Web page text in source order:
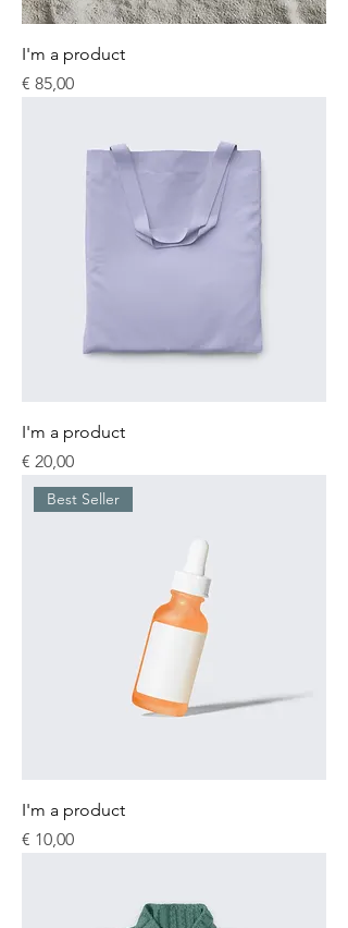
I'm a product
Prijs
€ 85,00
I'm a product
Prijs
€ 20,00
Best Seller
I'm a product
Prijs
€ 10,00